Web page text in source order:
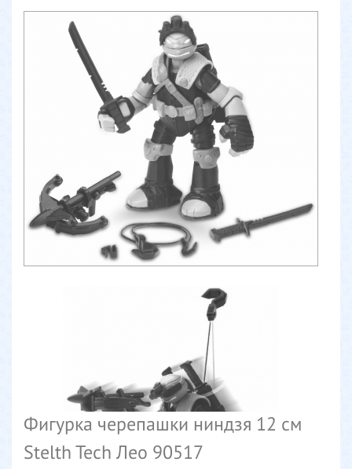
Фигурка черепашки ниндзя 12 см
Stelth Tech Лео 90517